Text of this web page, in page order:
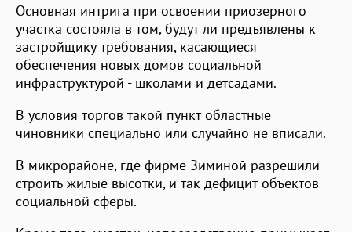
Основная интрига при освоении приозерного
участка состояла в том, будут ли предъявлены к
застройщику требования, касающиеся
обеспечения новых домов социальной
инфраструктурой - школами и детсадами.
В условия торгов такой пункт областные
чиновники специально или случайно не вписали.
В микрорайоне, где фирме Зиминой разрешили
строить жилые высотки, и так дефицит объектов
социальной сферы.